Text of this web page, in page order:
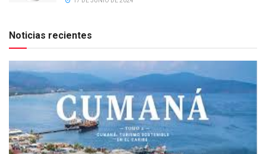
Noticias recientes